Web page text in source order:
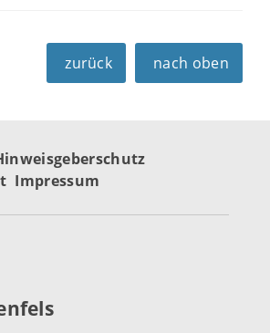
zurück nach oben
Impressum